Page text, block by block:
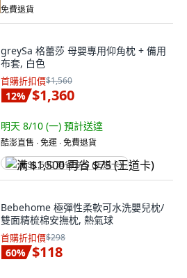
免費退貨
greySa 格蕾莎 母嬰專用仰角枕 + 備用
布套, 白色
首購折扣價$1,560
12% $1,360
明天 8/10 (一) 預計送達
酷澎直售 ∙ 免運 ∙ 免費退貨
满 $1,500 再省 $75 (王道卡)
Bebehome 極彈性柔軟可水洗嬰兒枕/
雙面精梳棉安撫枕, 熱氣球
首購折扣價$298
60% $118